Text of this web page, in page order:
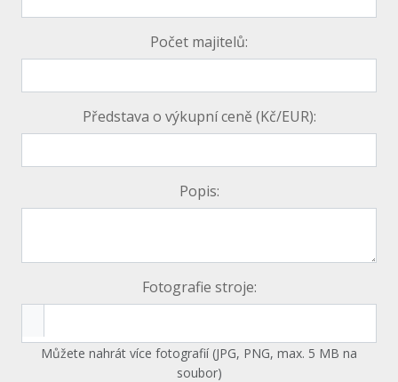
Počet majitelů:
Představa o výkupní ceně (Kč/EUR):
Popis:
Fotografie stroje:
Můžete nahrát více fotografií (JPG, PNG, max. 5 MB na
soubor)